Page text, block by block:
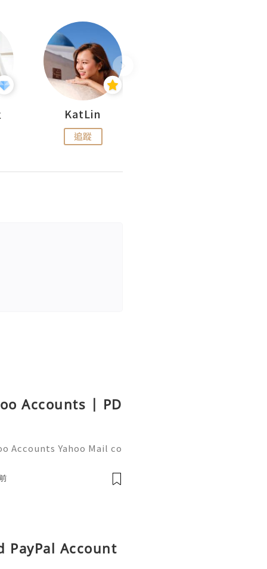
KatLin
追蹤
Accounts | PD
Accounts Yahoo Mail co
and online a
PayPal Account